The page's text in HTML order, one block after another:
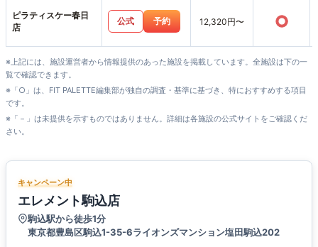
ピラティスケー春日
店
公式 予約 12,320円〜 ○
※上記には、施設運営者から情報提供のあった施設を掲載しています。全施設は下の一
覧で確認できます。
※「○」は、FIT PALETTE編集部が独自の調査・基準に基づき、特におすすめする項目
です。
※「－」は未提供を示すものではありません。詳細は各施設の公式サイトをご確認くだ
さい。
キャンペーン中
エレメント駒込店
駒込駅から徒歩1分
東京都豊島区駒込1-35-6ライオンズマンション塩田駒込202